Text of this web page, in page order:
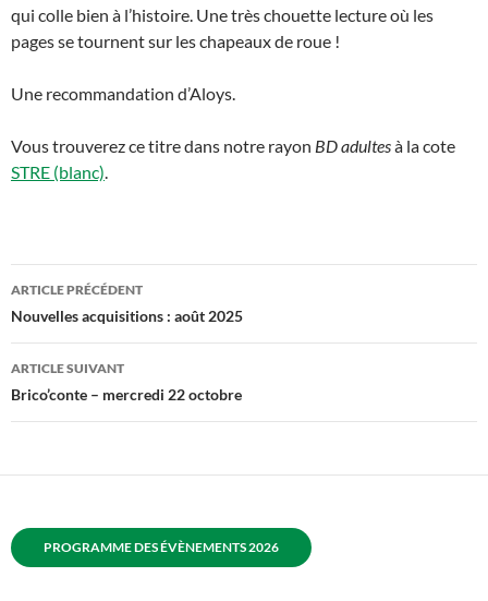
qui colle bien à l’histoire. Une très chouette lecture où les
pages se tournent sur les chapeaux de roue !
Une recommandation d’Aloys.
Vous trouverez ce titre dans notre rayon BD adultesà la cote
STRE (blanc).
Navigation
des
articles
ARTICLE PRÉCÉDENT
Nouvelles acquisitions : août 2025
ARTICLE SUIVANT
Brico’conte – mercredi 22 octobre
PROGRAMME DES ÉVÈNEMENTS 2026